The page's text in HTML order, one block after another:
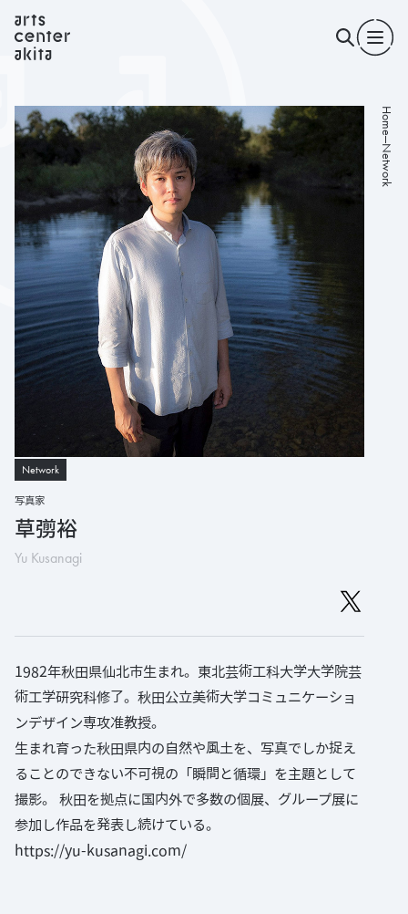
Home
Network
Network
写真家
草彅裕
Yu Kusanagi
1982年秋田県仙北市生まれ。東北芸術工科大学大学院芸
術工学研究科修了。秋田公立美術大学コミュニケーショ
ンデザイン専攻准教授。
生まれ育った秋田県内の自然や風土を、写真でしか捉え
ることのできない不可視の「瞬間と循環」を主題として
撮影。 秋田を拠点に国内外で多数の個展、グループ展に
参加し作品を発表し続けている。
https://yu-kusanagi.com/